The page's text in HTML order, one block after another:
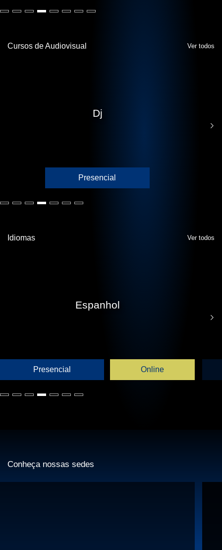
Cursos de Audiovisual Ver todos
Dj
Presencial
Idiomas Ver todos
Espanhol
Presencial Online
Conheça nossas sedes